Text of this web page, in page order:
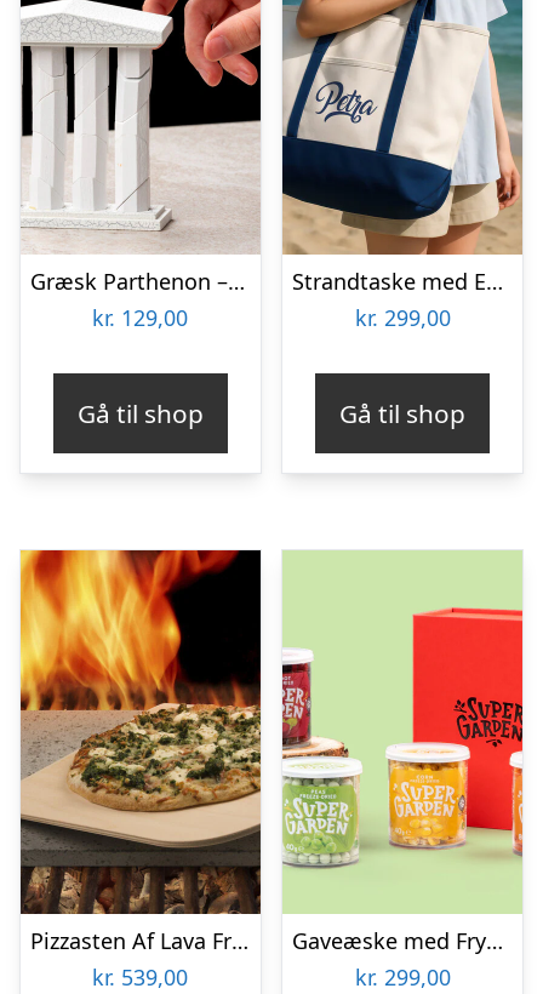
Græsk Parthenon – Træpuslespil
kr. 129,00
Gå til shop
Strandtaske med Eget Design
kr. 299,00
Gå til shop
Pizzasten Af Lava Fra Etna
kr. 539,00
Gaveæske med Frysetørrede Grøntsager
kr. 299,00